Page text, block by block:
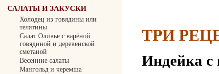
САЛАТЫ И ЗАКУСКИ
Холодец из говядины или
телятины
Салат Оливье с варёной
говядиной и деревенской
сметаной
Весенние салаты
Мангольд и черемша
ТРИ
Индейка